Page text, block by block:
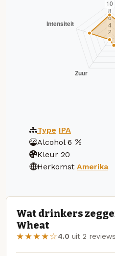
Type IPA
Alcohol 6
Kleur 20
Herkomst Amerika
Wat drinkers
Wheat
★★★★☆4.0 uit 2 reviews